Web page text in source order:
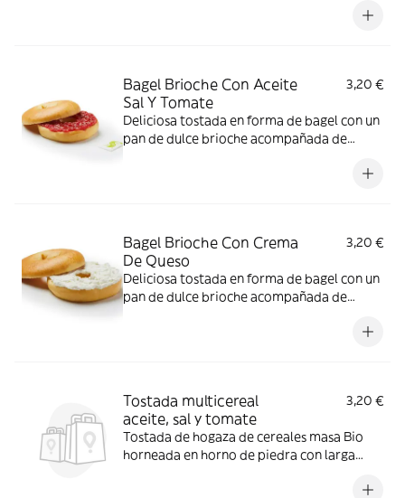
Bagel Brioche Con Aceite
Sal Y Tomate
3,20 €
Deliciosa tostada en forma de bagel con un
pan de dulce brioche acompañada de
Bagel Brioche Con Crema
De Queso
3,20 €
Deliciosa tostada en forma de bagel con un
pan de dulce brioche acompañada de
Tostada multicereal
aceite, sal y tomate
3,20 €
Tostada de hogaza de cereales masa Bio
horneada en horno de piedra con larga